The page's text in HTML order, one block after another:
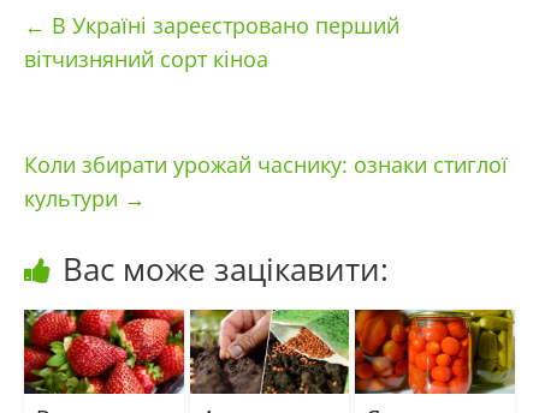
← В Україні зареєстровано перший
вітчизняний сорт кіноа
Коли збирати урожай часнику: ознаки стиглої
культури →
Вас може зацікавити: